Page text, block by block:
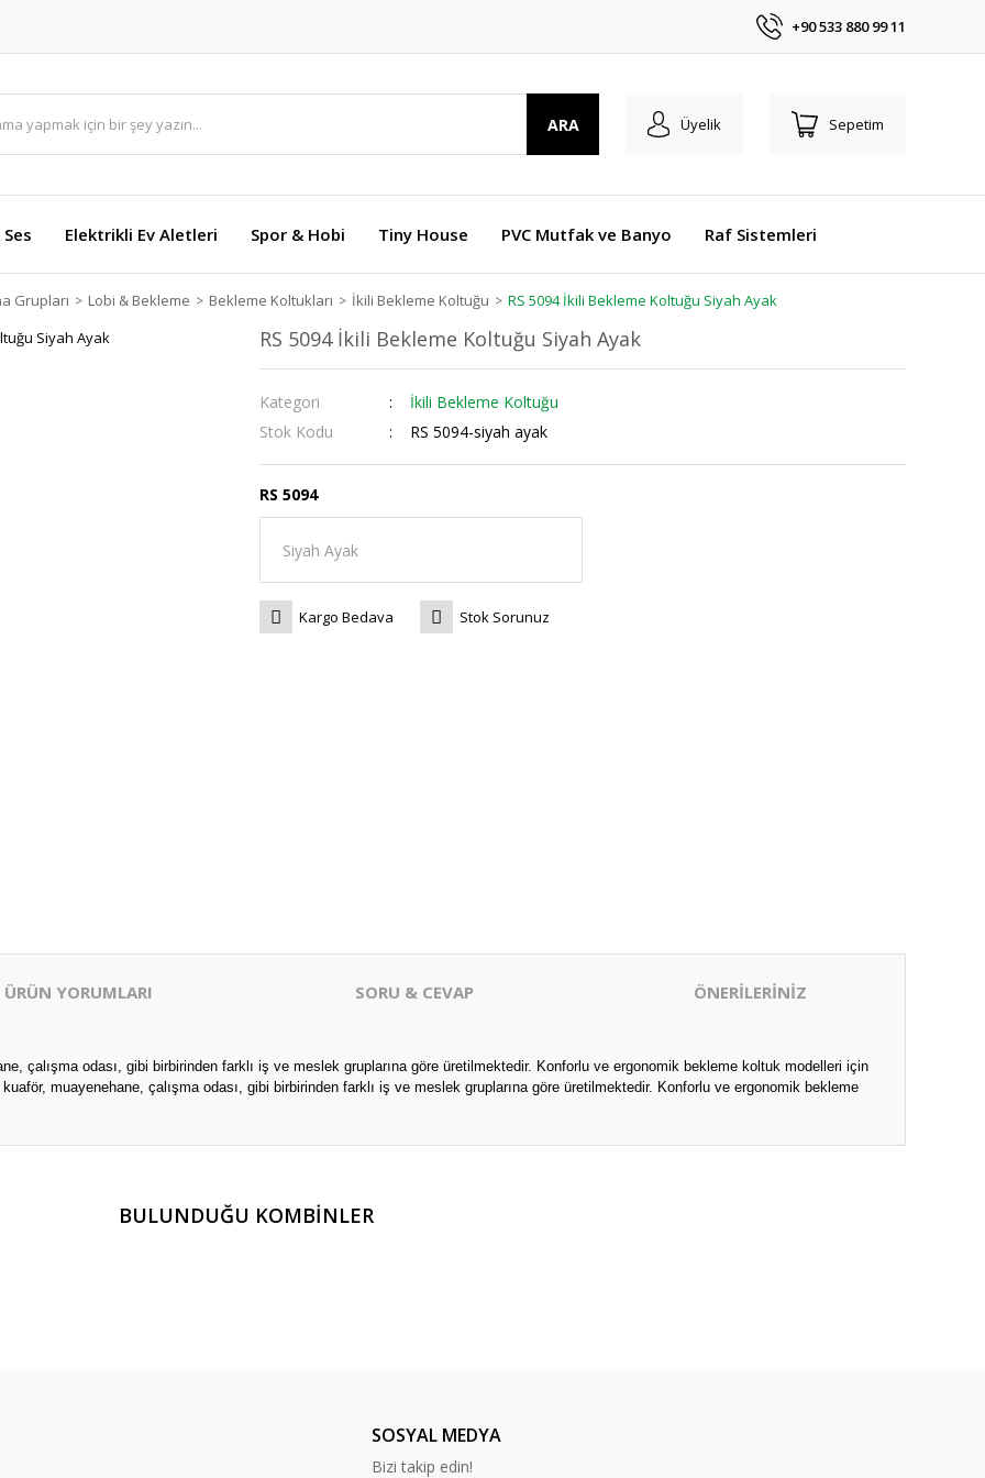
+90 533 880 99 11
ARA Üyelik Sepetim
Elektrikli Ev Aletleri Spor & Hobi Tiny House PVC Mutfak ve Banyo Raf Sistemleri
Grupları Lobi & Bekleme Bekleme Koltukları İkili Bekleme Koltuğu RS 5094 İkili Bekleme Koltuğu Siyah Ayak
RS 5094 İkili Bekleme Koltuğu Siyah Ayak
Kategori
İkili Bekleme Koltuğu
Stok Kodu
RS 5094-siyah ayak
RS 5094
Kargo Bedava Stok Sorunuz
ÜRÜN YORUMLARI SORU & CEVAP ÖNERİLERİNİZ
çalışma odası, gibi birbirinden farklı iş ve meslek gruplarına göre üretilmektedir. Konforlu ve ergonomik bekleme koltuk modelleri için
muayenehane, çalışma odası, gibi birbirinden farklı iş ve meslek gruplarına göre üretilmektedir. Konforlu ve ergonomik bekleme
Bu ürüne ilk yorumu siz yapın!
Ürün hakkında henüz soru sorulmamış.
BULUNDUĞU KOMBİNLER
SOSYAL MEDYA
Bizi takip edin!